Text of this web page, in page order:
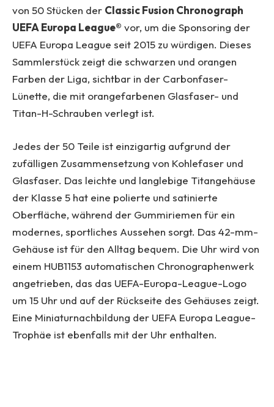
von 50 Stücken der Classic Fusion Chronograph
UEFA Europa League® vor, um die Sponsoring der
UEFA Europa League seit 2015 zu würdigen. Dieses
Sammlerstück zeigt die schwarzen und orangen
Farben der Liga, sichtbar in der Carbonfaser-
Lünette, die mit orangefarbenen Glasfaser- und
Titan-H-Schrauben verlegt ist.
Jedes der 50 Teile ist einzigartig aufgrund der
zufälligen Zusammensetzung von Kohlefaser und
Glasfaser. Das leichte und langlebige Titangehäuse
der Klasse 5 hat eine polierte und satinierte
Oberfläche, während der Gummiriemen für ein
modernes, sportliches Aussehen sorgt. Das 42-mm-
Gehäuse ist für den Alltag bequem. Die Uhr wird von
einem HUB1153 automatischen Chronographenwerk
angetrieben, das das UEFA-Europa-League-Logo
um 15 Uhr und auf der Rückseite des Gehäuses zeigt.
Eine Miniaturnachbildung der UEFA Europa League-
Trophäe ist ebenfalls mit der Uhr enthalten.